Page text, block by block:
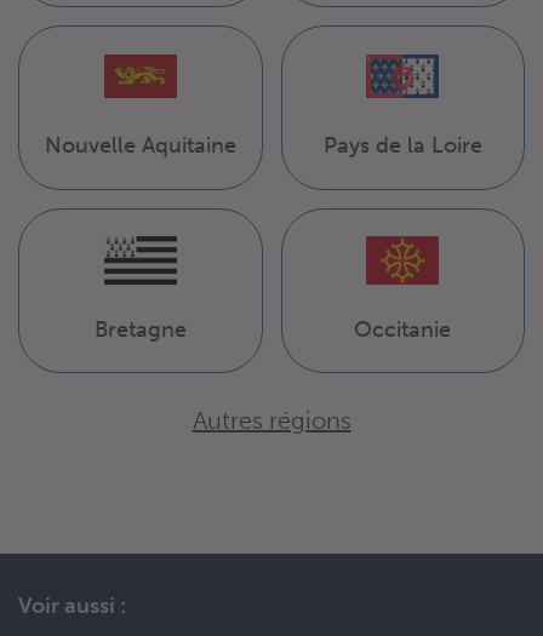
Nouvelle Aquitaine Pays de la Loire
Bretagne Occitanie
Autres régions
Voir aussi :